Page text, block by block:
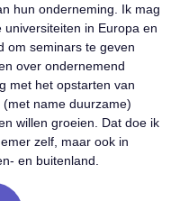
hun onderneming. Ik mag
in Europa en
om seminars te geven
over ondernemend
met het opstarten van
name duurzame)
willen groeien. Dat doe ik
zelf, maar ook in
en buitenland.